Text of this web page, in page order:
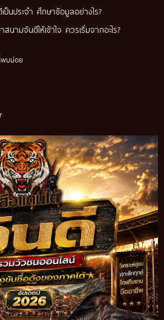
นประจำ ศึกษาข้อมูลอย่างไร?
ามจันดีให้เข้าใจ ควรเริ่มจากอะไร?
บบ่อย